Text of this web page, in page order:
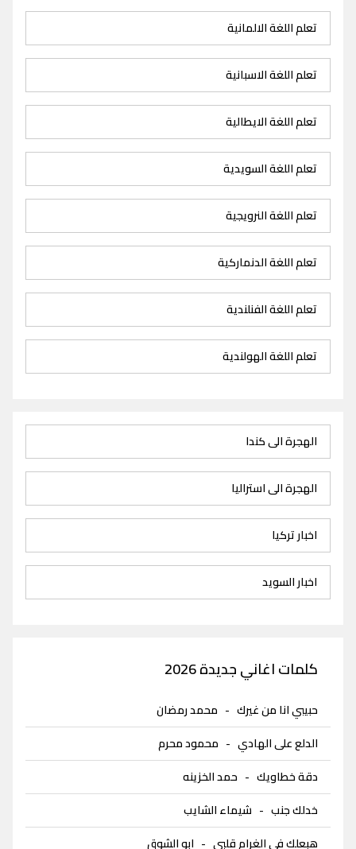
تعلم اللغة الالمانية
تعلم اللغة الاسبانية
تعلم اللغة الايطالية
تعلم اللغة السويدية
تعلم اللغة النرويجية
تعلم اللغة الدنماركية
تعلم اللغة الفنلندية
تعلم اللغة الهولندية
الهجرة الى كندا
الهجرة الى استراليا
اخبار تركيا
اخبار السويد
كلمات اغاني جديدة 2026
حبيبي انا من غيرك - محمد رمضان
الدلع على الهادي - محمود محرم
دقة خطاويك - حمد الخزينه
خدلك جنب - شيماء الشايب
هبعلك في الغرام قلبي - ابو الشوق